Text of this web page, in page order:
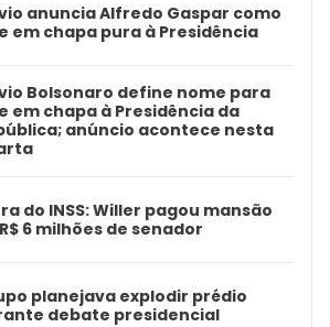
anuncia Alfredo Gaspar como
em chapa pura à Presidência
Bolsonaro define nome para
em chapa à Presidência da
anúncio acontece nesta
do INSS: Willer pagou mansão
6 milhões de senador
planejava explodir prédio
debate presidencial